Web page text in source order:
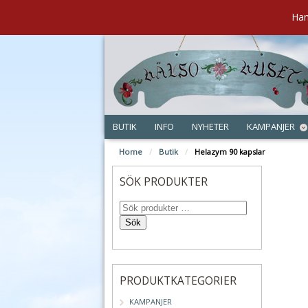
BUTIK INFO NYHETER KAMPANJER
Home / Butik / Helazym 90 kapslar
SÖK PRODUKTER
Sök
PRODUKTKATEGORIER
KAMPANJER